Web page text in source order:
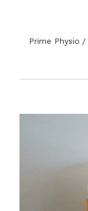
Prime Physio